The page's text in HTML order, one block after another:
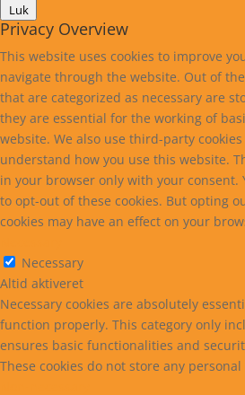
Luk
Privacy Overview
This website uses cookies to improve
navigate through the website. Out of
that are categorized as necessary are
they are essential for the working of
website. We also use third-party
understand how you use this website.
in your browser only with your consent.
to opt-out of these cookies. But opting
cookies may have an effect on your
Necessary
Altid aktiveret
Necessary cookies are absolutely
function properly. This category only
ensures basic functionalities and
These cookies do not store any